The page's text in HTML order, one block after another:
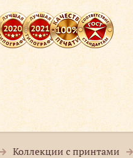
Коллекции с принтами